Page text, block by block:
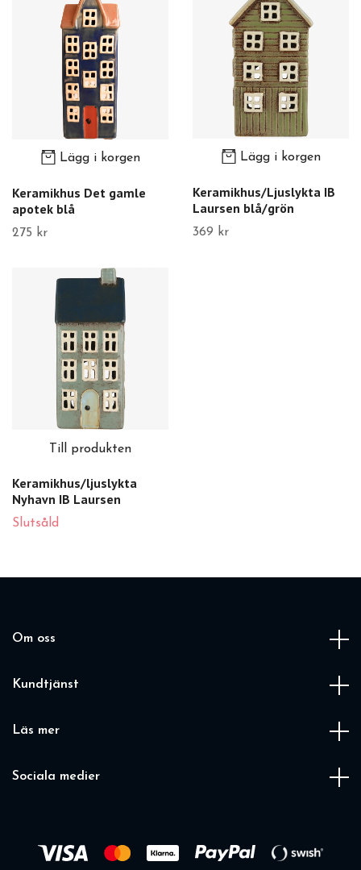
Lägg i korgen
Keramikhus Det gamle
apotek blå
275 kr
Lägg i korgen
Keramikhus/Ljuslykta IB
Laursen blå/grön
369 kr
Till produkten
Keramikhus/ljuslykta
Nyhavn IB Laursen
Slutsåld
Om oss
Kundtjänst
Läs mer
Sociala medier